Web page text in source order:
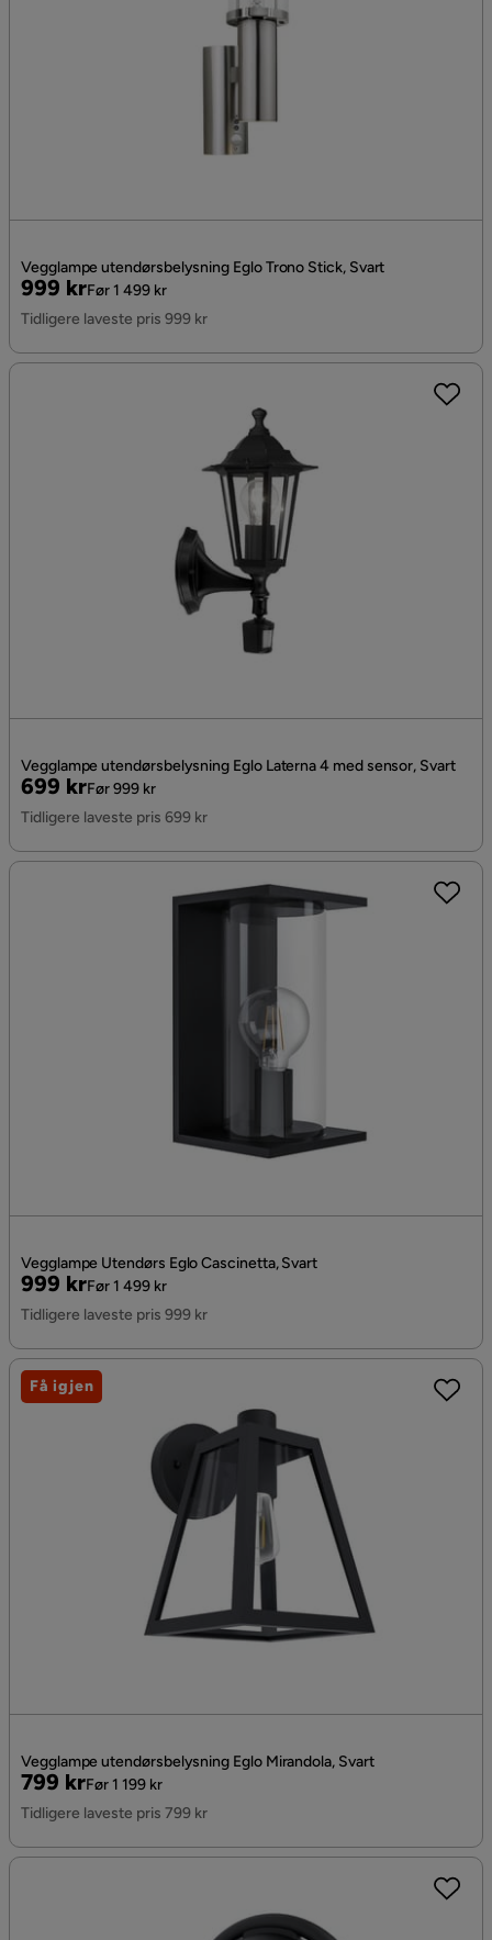
Vegglampe utendørsbelysning Eglo Trono Stick, Svart
Pris
999 kr
Original
Pris
Før 1 499 kr
Tidligere laveste pris 999 kr
Vegglampe utendørsbelysning Eglo Laterna 4 med sensor, Svart
Pris
699 kr
Original
Pris
Før 999 kr
Tidligere laveste pris 699 kr
Vegglampe Utendørs Eglo Cascinetta, Svart
Pris
999 kr
Original
Pris
Før 1 499 kr
Tidligere laveste pris 999 kr
Vegglampe utendørsbelysning Eglo Mirandola, Svart
Pris
799 kr
Original
Pris
Før 1 199 kr
Tidligere laveste pris 799 kr
Få igjen